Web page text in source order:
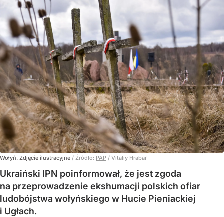
Wołyń. Zdjęcie ilustracyjne / Źródło: PAP / Vitaliy Hrabar
Ukraiński IPN poinformował, że jest zgoda
na przeprowadzenie ekshumacji polskich ofiar
ludobójstwa wołyńskiego w Hucie Pieniackiej
i Ugłach.